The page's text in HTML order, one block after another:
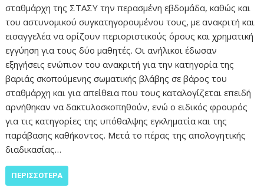
σταθμάρχη της ΣΤΑΣΥ την περασμένη εβδομάδα, καθώς και
του αστυνομικού συγκατηγορουμένου τους, με ανακριτή και
εισαγγελέα να ορίζουν περιοριστικούς όρους και χρηματική
εγγύηση για τους δύο μαθητές. Οι ανήλικοι έδωσαν
εξηγήσεις ενώπιον του ανακριτή για την κατηγορία της
βαριάς σκοπούμενης σωματικής βλάβης σε βάρος του
σταθμάρχη και για απείθεια που τους καταλογίζεται επειδή
αρνήθηκαν να δακτυλοσκοπηθούν, ενώ ο ειδικός φρουρός
για τις κατηγορίες της υπόθαλψης εγκληματία και της
παράβασης καθήκοντος. Μετά το πέρας της απολογητικής
διαδικασίας…
ΠΕΡΙΣΣΌΤΕΡΑ